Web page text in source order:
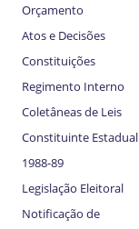
Orçamento
Atos e Decisões
Constituições
Regimento Interno
Coletâneas de Leis
Constituinte Estadual
1988-89
Legislação Eleitoral
Notificação de